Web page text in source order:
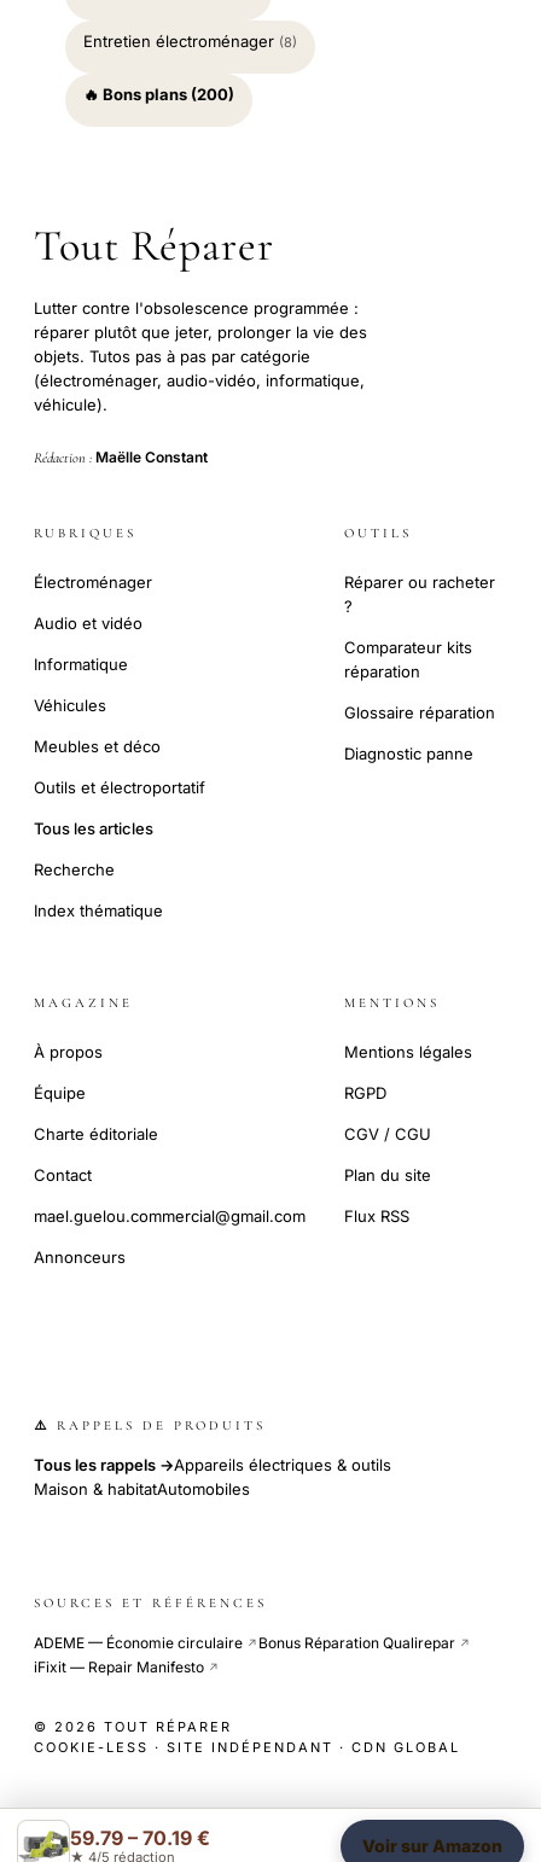
59.79 – 70.19 €
★ 4/5 rédaction
Voir sur Amazon
Entretien électroménager (8)
🔥 Bons plans (200)
Tout Réparer
Lutter contre l'obsolescence programmée :
réparer plutôt que jeter, prolonger la vie des
objets. Tutos pas à pas par catégorie
(électroménager, audio-vidéo, informatique,
véhicule).
Rédaction : Maëlle Constant
RUBRIQUES
Électroménager
Audio et vidéo
Informatique
Véhicules
Meubles et déco
Outils et électroportatif
Tous les articles
Recherche
Index thématique
OUTILS
Réparer ou racheter
?
Comparateur kits
réparation
Glossaire réparation
Diagnostic panne
MAGAZINE
À propos
Équipe
Charte éditoriale
Contact
mael.guelou.commercial@gmail.com
Annonceurs
MENTIONS
Mentions légales
RGPD
CGV / CGU
Plan du site
Flux RSS
⚠️ RAPPELS DE PRODUITS
Tous les rappels →Appareils électriques & outils
Maison & habitatAutomobiles
SOURCES ET RÉFÉRENCES
ADEME — Économie circulaire ↗ Bonus Réparation Qualirepar ↗
iFixit — Repair Manifesto ↗
© 2026 TOUT RÉPARER
COOKIE-LESS · SITE INDÉPENDANT · CDN GLOBAL